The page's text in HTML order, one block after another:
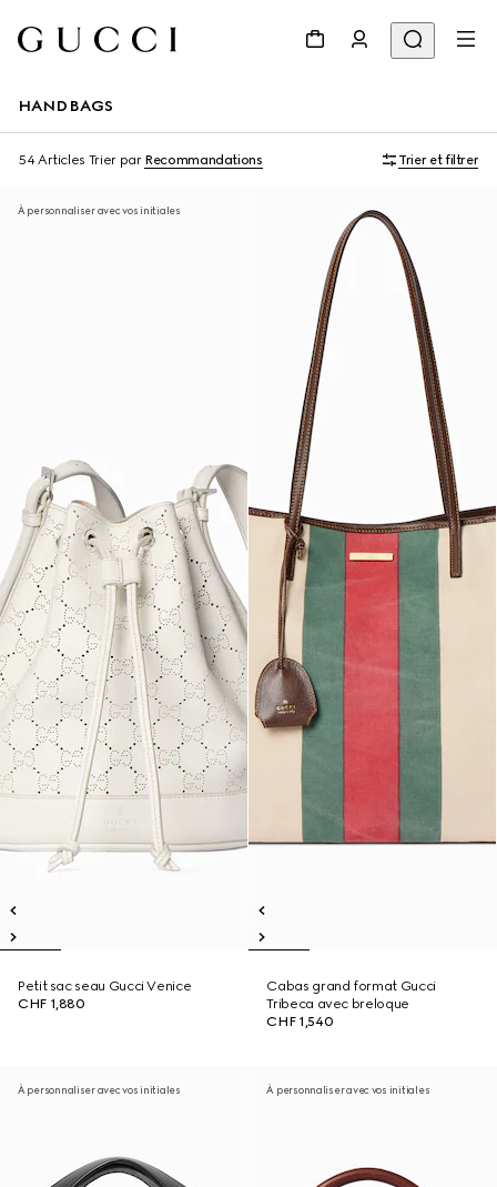
HANDBAGS
54 Articles Trier par Recommandations Trier et filtrer
À personnaliser avec vos initiales
Petit sac seau Gucci Venice
CHF 1,880
Cabas grand format Gucci
Tribeca avec breloque
CHF 1,540
À personnaliser avec vos initiales À personnaliser avec vos initiales